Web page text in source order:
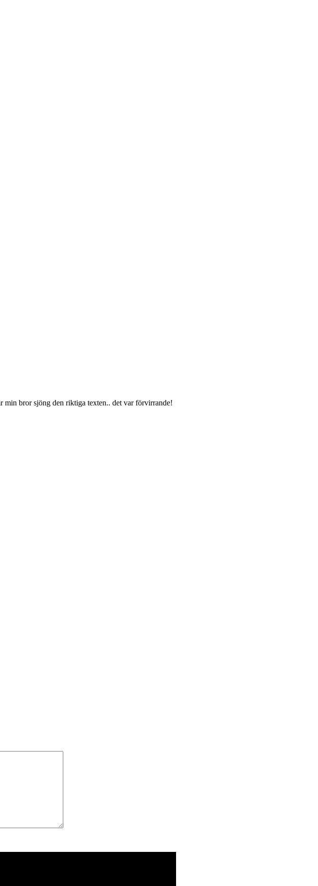
bror sjöng den riktiga texten.. det var förvirrande!